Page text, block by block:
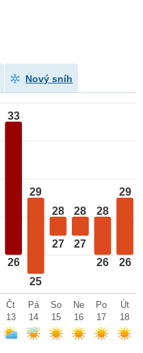
Nový sníh
33
26
29
25
28
27
28
27
28
26
29
26
Čt
13
Pá
14
So
15
Ne
16
Po
17
Út
18